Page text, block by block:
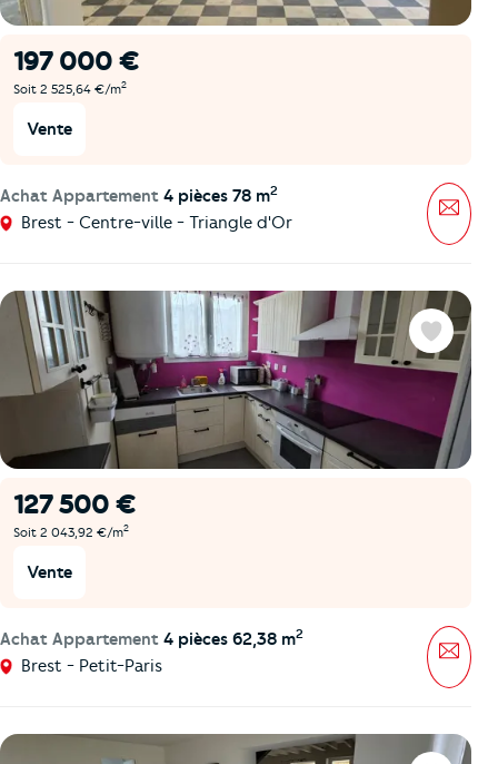
197 000 €
Soit 2 525,64 €/m2
Vente
Achat Appartement 4 pièces 78 m2
Brest - Centre-ville - Triangle d'Or
127 500 €
Soit 2 043,92 €/m2
Vente
Achat Appartement 4 pièces 62,38 m2
Brest - Petit-Paris
Favoris